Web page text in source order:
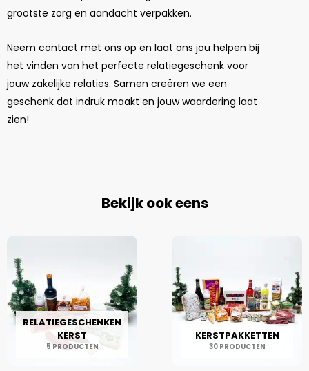
grootste zorg en aandacht verpakken.
Neem contact met ons op en laat ons jou helpen bij
het vinden van het perfecte relatiegeschenk voor
jouw zakelijke relaties. Samen creëren we een
geschenk dat indruk maakt en jouw waardering laat
zien!
Bekijk ook eens
RELATIEGESCHENKEN
KERST
5 PRODUCTEN
KERSTPAKKETTEN
30 PRODUCTEN